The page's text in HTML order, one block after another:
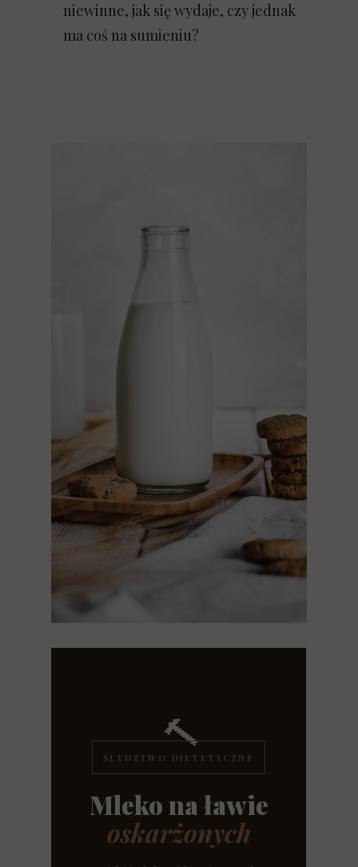
niewinne, jak się wydaje, czy jednak
ma coś na sumieniu?
🔨
ŚLEDZTWO DIETETYCZNE
Mleko na ławie
oskarżonych